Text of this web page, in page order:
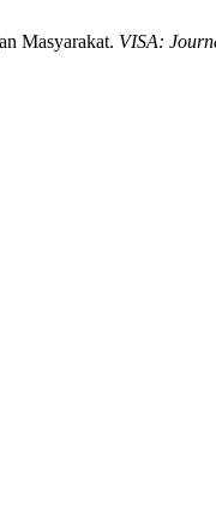
Masyarakat. VISA: